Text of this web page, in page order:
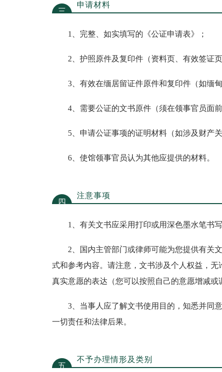
申请材料
三
1、完整、如实填写的《公证申请表》；
2、护照原件及复印件（资料页、有效签证
3、有效在缅居留证件原件和复印件（如缅甸
4、需要公证的文书原件（须在领事官员面
5、申请公证事项的证明材料（如涉及财产关
6、使馆领事官员认为其他应提供的材料。
注意事项
四
1、有关文书应采用打印或用深色墨水笔书
2、国内主管部门或律师可能为您提供有关
式和参考内容。请注意，文书涉及个人权益，
真实意愿的表达（您可以按照自己的意愿增减
3、当事人应了解文书使用目的，知悉并同
一切责任和法律后果。
不予办理情形及类别
五